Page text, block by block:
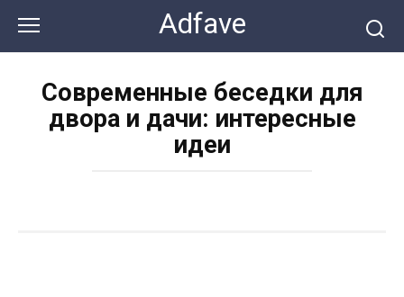
контенту
Adfave
Современные беседки для
двора и дачи: интересные
идеи